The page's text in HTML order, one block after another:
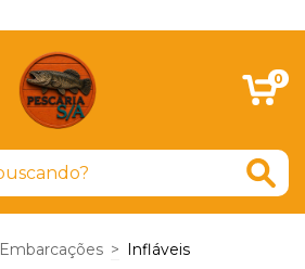
0
Embarcações > Infláveis